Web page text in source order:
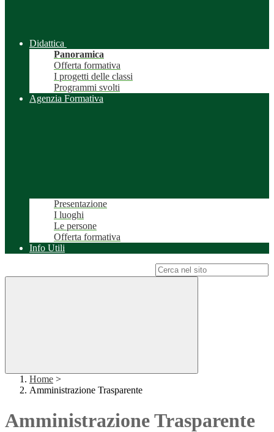
Didattica
Panoramica
Offerta formativa
I progetti delle classi
Programmi svolti
Agenzia Formativa
Presentazione
I luoghi
Le persone
Offerta formativa
Info Utili
Home >
Amministrazione Trasparente
Amministrazione Trasparente